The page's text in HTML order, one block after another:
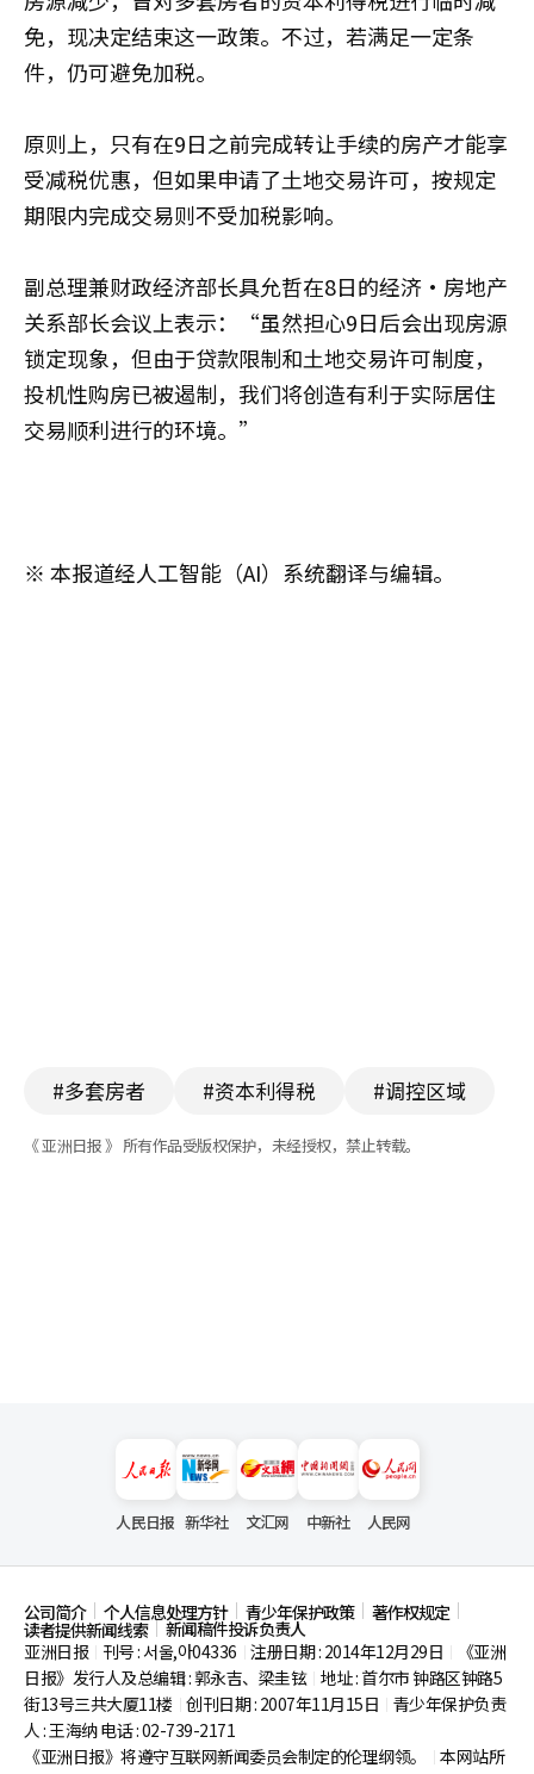
免，现决定结束这一政策。不过，若满足一定条
件，仍可避免加税。
原则上，只有在9日之前完成转让手续的房产才能享
受减税优惠，但如果申请了土地交易许可，按规定
期限内完成交易则不受加税影响。
副总理兼财政经济部长具允哲在8日的经济·房地产
关系部长会议上表示：“虽然担心9日后会出现房源
锁定现象，但由于贷款限制和土地交易许可制度，
投机性购房已被遏制，我们将创造有利于实际居住
交易顺利进行的环境。”
※ 本报道经人工智能（AI）系统翻译与编辑。
#多套房者 #资本利得税 #调控区域
《 亚洲日报 》 所有作品受版权保护，未经授权，禁止转载。
人民日报 新华社 文汇网 中新社 人民网
公司简介 个人信息处理方针 青少年保护政策 著作权规定
读者提供新闻线索
新闻稿件投诉负责人
亚洲日报
刊号 : 서울,아04336 注册日期 : 2014年12月29日
《亚洲
日报》发行人及总编辑 : 郭永吉、梁圭铉 地址 : 首尔市钟路区钟路5
街13号三共大厦11楼 创刊日期 : 2007年11月15日
青少年保护负责
人 : 王海纳 电话 : 02-739-2171
《亚洲日报》将遵守互联网新闻委员会制定的伦理纲领。
本网站所